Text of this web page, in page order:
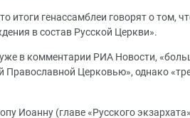
итоги генассамблеи говорят о том,
в состав Русской Церкви».
в комментарии РИА Новости,
Православной Церковью», однако
Иоанну (главе «Русского